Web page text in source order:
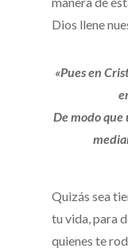
Dios llene
«Pues en
De modo
Quizás sea
tu vida, para
quienes te